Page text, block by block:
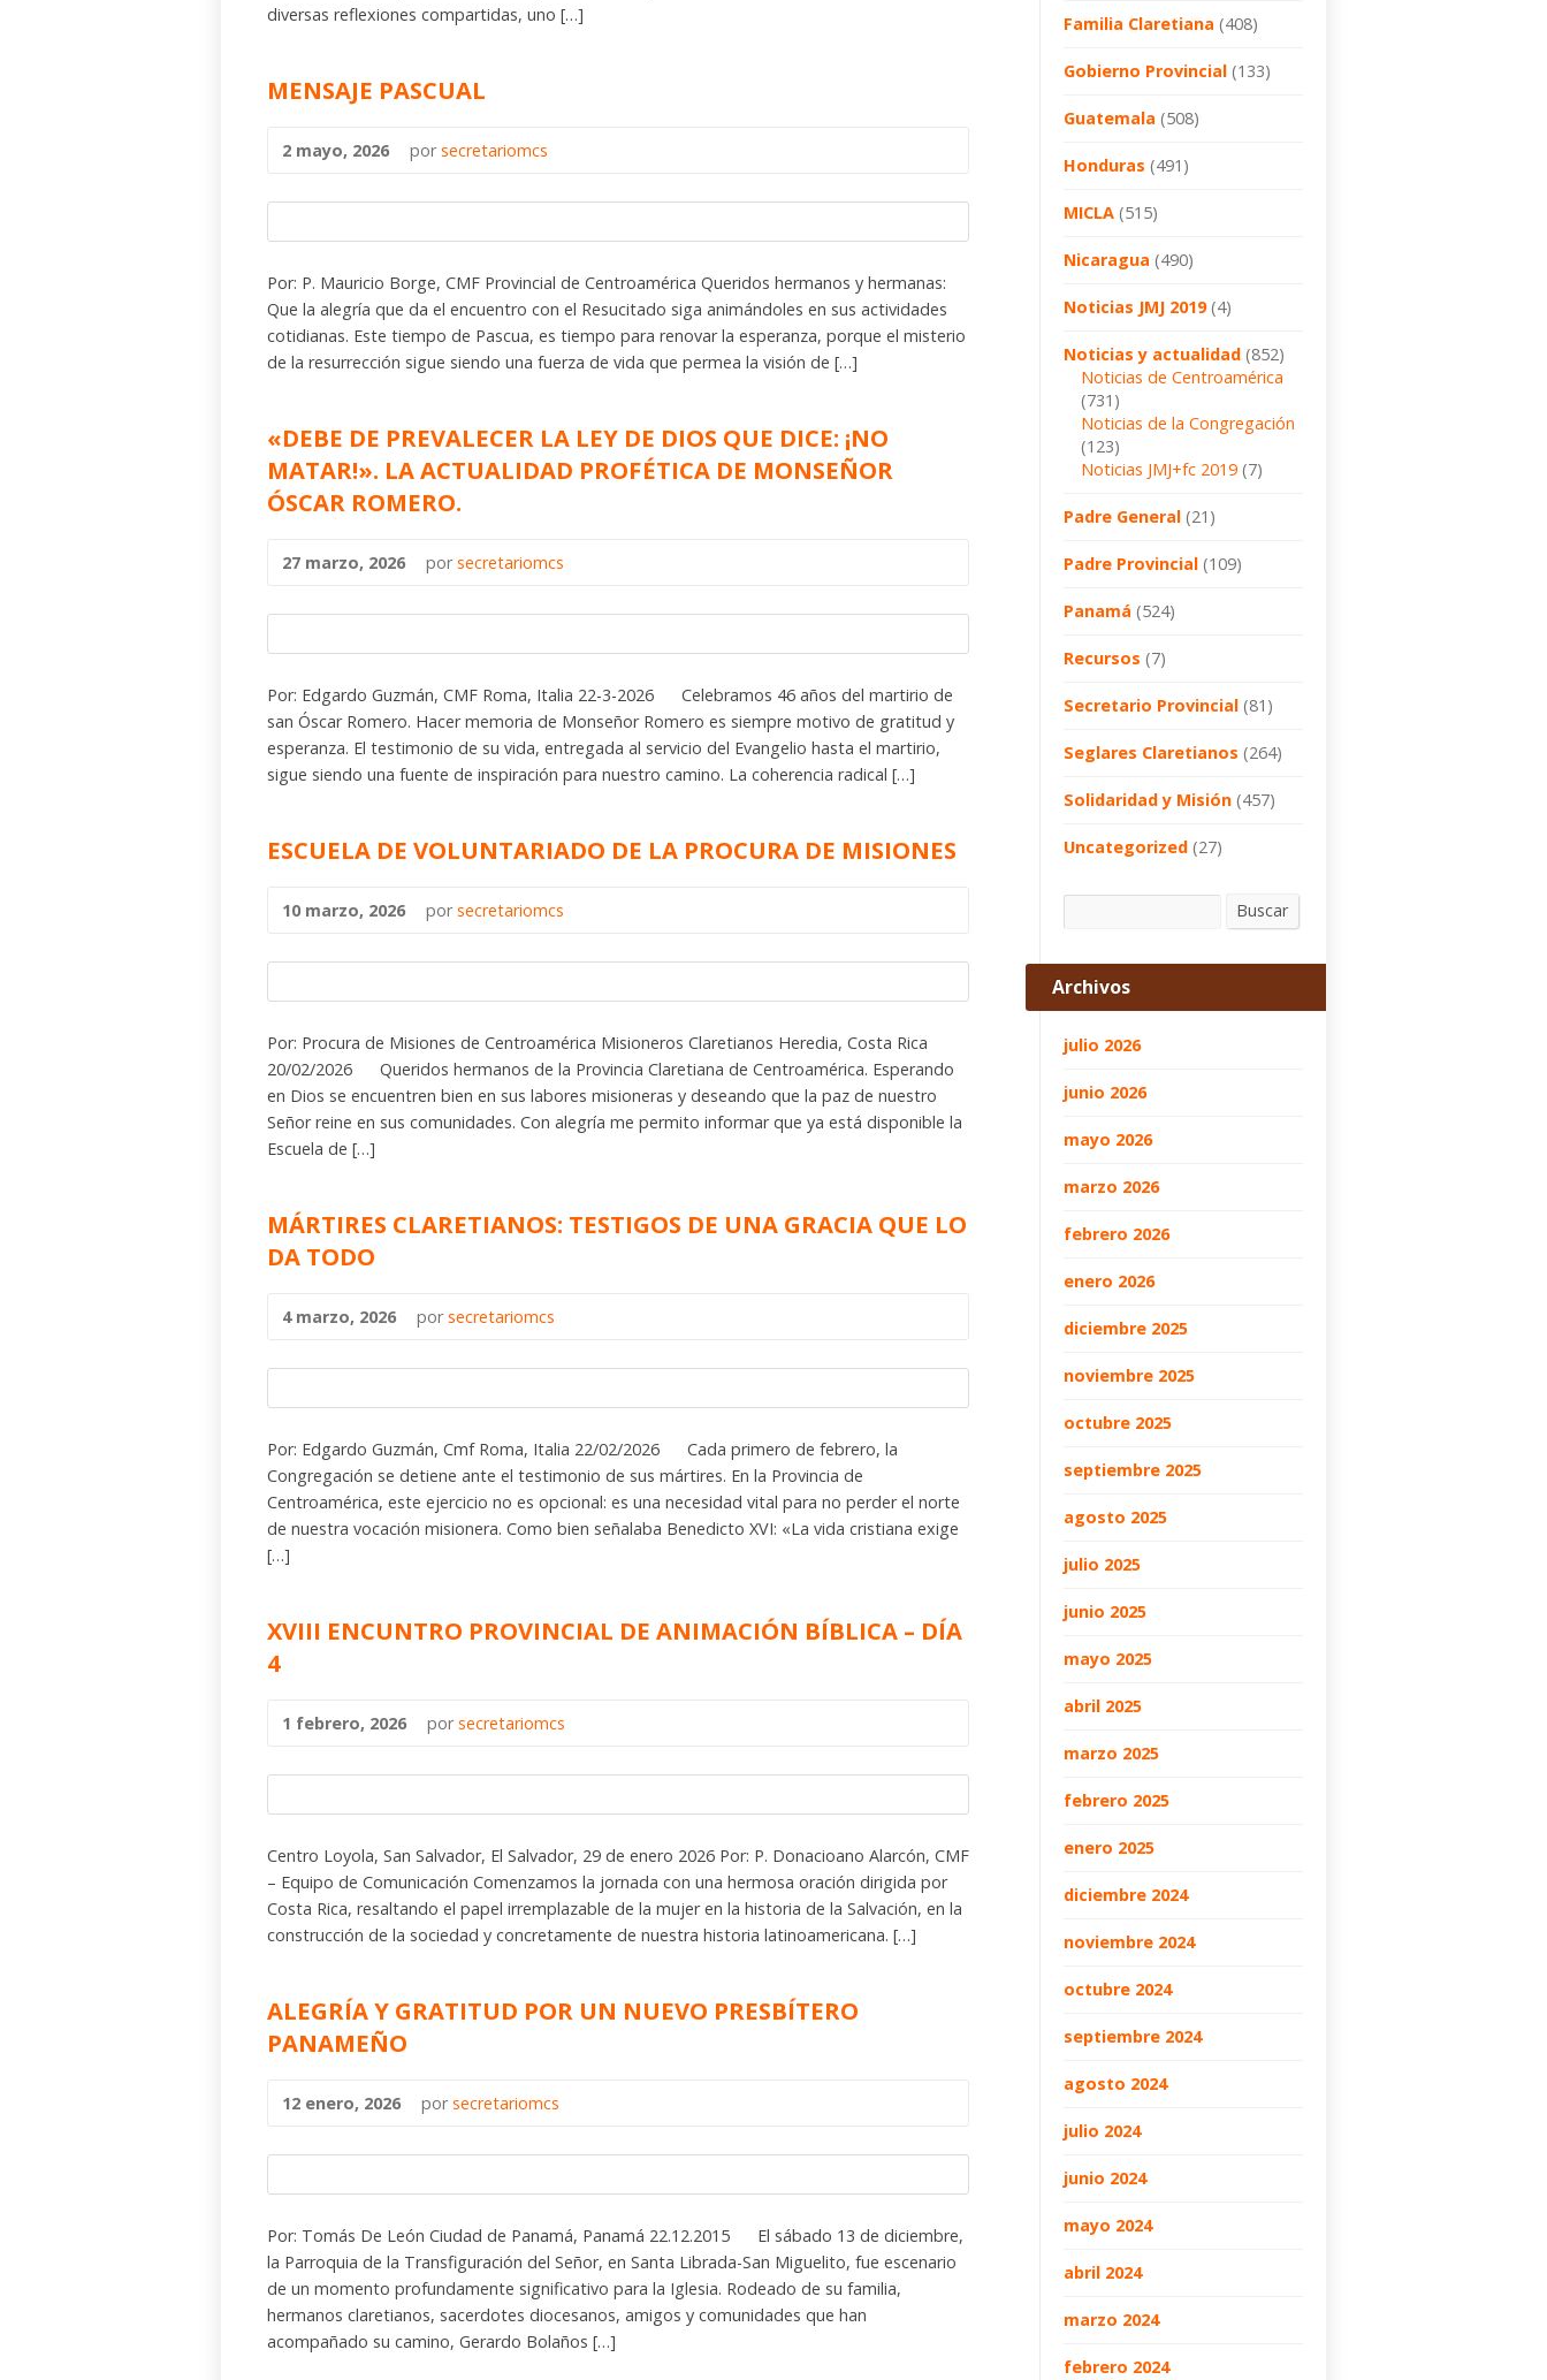
diversas reflexiones compartidas, uno […]
MENSAJE PASCUAL
2 mayo, 2026 porsecretariomcs
Por: P. Mauricio Borge, CMF Provincial de Centroamérica Queridos hermanos y hermanas:
Que la alegría que da el encuentro con el Resucitado siga animándoles en sus actividades
cotidianas. Este tiempo de Pascua, es tiempo para renovar la esperanza, porque el misterio
de la resurrección sigue siendo una fuerza de vida que permea la visión de […]
«DEBE DE PREVALECER LA LEY DE DIOS QUE DICE: ¡NO
MATAR!». LA ACTUALIDAD PROFÉTICA DE MONSEÑOR
ÓSCAR ROMERO.
27 marzo, 2026 porsecretariomcs
Por: Edgardo Guzmán, CMF Roma, Italia 22-3-2026 Celebramos 46 años del martirio de
san Óscar Romero. Hacer memoria de Monseñor Romero es siempre motivo de gratitud y
esperanza. El testimonio de su vida, entregada al servicio del Evangelio hasta el martirio,
sigue siendo una fuente de inspiración para nuestro camino. La coherencia radical […]
ESCUELA DE VOLUNTARIADO DE LA PROCURA DE MISIONES
10 marzo, 2026 porsecretariomcs
Por: Procura de Misiones de Centroamérica Misioneros Claretianos Heredia, Costa Rica
20/02/2026 Queridos hermanos de la Provincia Claretiana de Centroamérica. Esperando
en Dios se encuentren bien en sus labores misioneras y deseando que la paz de nuestro
Señor reine en sus comunidades. Con alegría me permito informar que ya está disponible la
Escuela de […]
MÁRTIRES CLARETIANOS: TESTIGOS DE UNA GRACIA QUE LO
DA TODO
4 marzo, 2026 porsecretariomcs
Por: Edgardo Guzmán, Cmf Roma, Italia 22/02/2026 Cada primero de febrero, la
Congregación se detiene ante el testimonio de sus mártires. En la Provincia de
Centroamérica, este ejercicio no es opcional: es una necesidad vital para no perder el norte
de nuestra vocación misionera. Como bien señalaba Benedicto XVI: «La vida cristiana exige
[…]
XVIII ENCUNTRO PROVINCIAL DE ANIMACIÓN BÍBLICA – DÍA
4
1 febrero, 2026 porsecretariomcs
Centro Loyola, San Salvador, El Salvador, 29 de enero 2026 Por: P. Donacioano Alarcón, CMF
– Equipo de Comunicación Comenzamos la jornada con una hermosa oración dirigida por
Costa Rica, resaltando el papel irremplazable de la mujer en la historia de la Salvación, en la
construcción de la sociedad y concretamente de nuestra historia latinoamericana. […]
ALEGRÍA Y GRATITUD POR UN NUEVO PRESBÍTERO
PANAMEÑO
12 enero, 2026 porsecretariomcs
Por: Tomás De León Ciudad de Panamá, Panamá 22.12.2015 El sábado 13 de diciembre,
la Parroquia de la Transfiguración del Señor, en Santa Librada-San Miguelito, fue escenario
de un momento profundamente significativo para la Iglesia. Rodeado de su familia,
hermanos claretianos, sacerdotes diocesanos, amigos y comunidades que han
acompañado su camino, Gerardo Bolaños […]
Familia Claretiana (408)
Gobierno Provincial (133)
Guatemala (508)
Honduras (491)
MICLA (515)
Nicaragua (490)
Noticias JMJ 2019(4)
Noticias y actualidad (852)
Noticias de Centroamérica
(731)
Noticias de la Congregación
(123)
Noticias JMJ+fc 2019 (7)
Padre General (21)
Padre Provincial (109)
Panamá (524)
Recursos (7)
Secretario Provincial (81)
Seglares Claretianos (264)
Solidaridad y Misión (457)
Uncategorized (27)
Buscar
Archivos
julio 2026
junio 2026
mayo 2026
marzo 2026
febrero 2026
enero 2026
diciembre 2025
noviembre 2025
octubre 2025
septiembre 2025
agosto 2025
julio 2025
junio 2025
mayo 2025
abril 2025
marzo 2025
febrero 2025
enero 2025
diciembre 2024
noviembre 2024
octubre 2024
septiembre 2024
agosto 2024
julio 2024
junio 2024
mayo 2024
abril 2024
marzo 2024
febrero 2024